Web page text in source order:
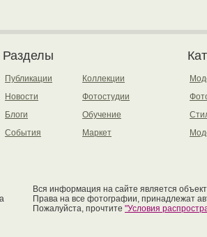
Разделы
Публикации
Новости
Блоги
События
Коллекции
Фотостудии
Обучение
Маркет
Вся информация на сайте является
Права на все фотографии, принадлежат
Пожалуйста, прочтите "Условия